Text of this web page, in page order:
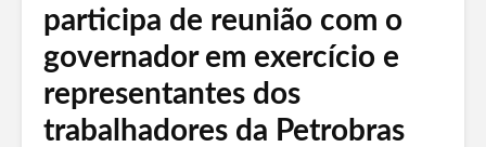
participa de reunião com o
governador em exercício e
representantes dos
trabalhadores da Petrobras